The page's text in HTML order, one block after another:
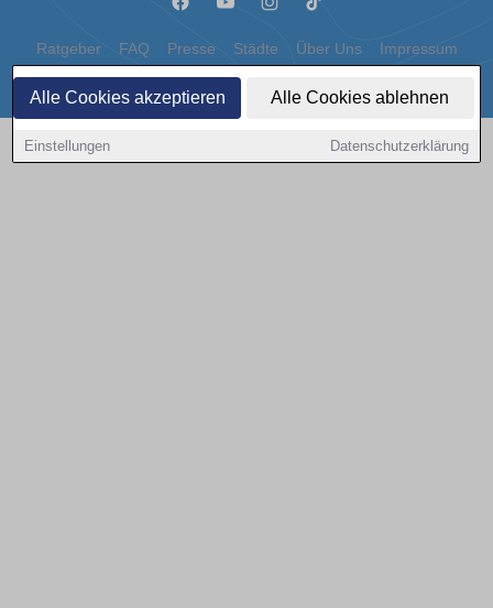
Alle Cookies akzeptieren Alle Cookies ablehnen
Einstellungen Datenschutzerklärung
Ratgeber FAQ Presse Städte Über Uns Impressum
Datenschutz Cookies
Copyright © 2000 - 2026 | 1A Infosysteme GmbH | Content by: 1a-sites-autos